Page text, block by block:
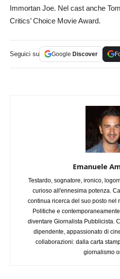
Immortan Joe. Nel cast anche
Critics’ Choice Movie Award.
Seguici su Google Discover
Emanuele
Testardo, sognatore, ironico,
curioso all'ennesima potenza.
continua ricerca del suo posto nel
Politiche e
diventare Giornalista Pubblicista.
dipendente, appassionato di
collaborazioni: dalla carta
giornalismo